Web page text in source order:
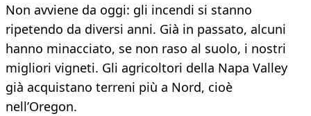
Non avviene da oggi: gli incendi si stanno
ripetendo da diversi anni. Già in passato, alcuni
hanno minacciato, se non raso al suolo, i nostri
migliori vigneti. Gli agricoltori della Napa Valley
già acquistano terreni più a Nord, cioè
nell’Oregon.